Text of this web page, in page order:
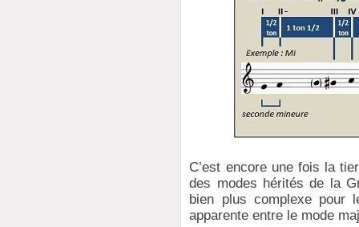
C’est encore une fois la
des modes hérités de la
bien plus complexe pour
apparente entre le mode